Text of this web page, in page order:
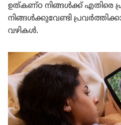
ഉത്‌ക​ണ്‌ഠ നിങ്ങൾക്ക്‌ എതിരെ
നിങ്ങൾക്കു​വേ​ണ്ടി
വഴികൾ.